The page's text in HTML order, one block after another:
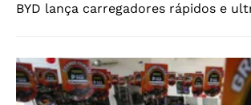
BYD lança carregadores rápidos e